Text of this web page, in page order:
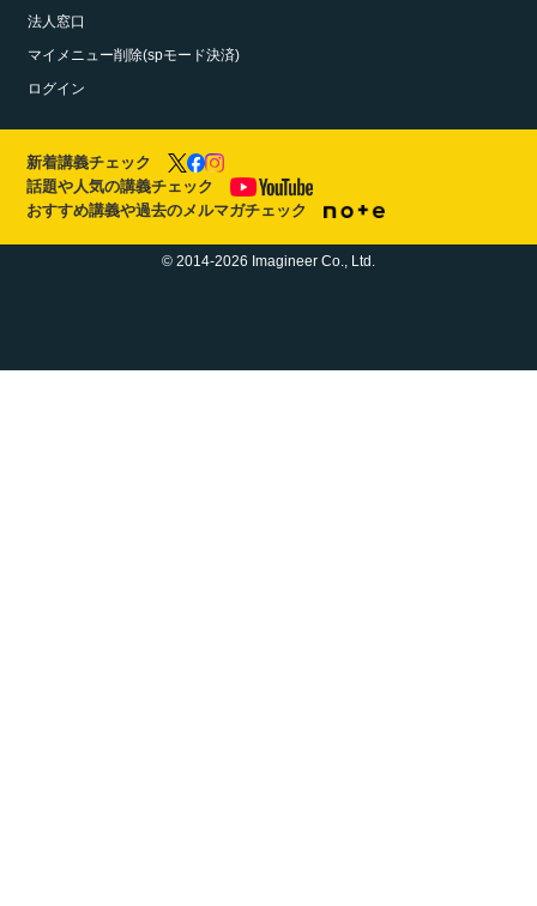
法人窓口
マイメニュー削除(spモード決済)
ログイン
新着講義チェック
話題や人気の講義チェック
おすすめ講義や過去のメルマガチェック
© 2014-2026 Imagineer Co., Ltd.